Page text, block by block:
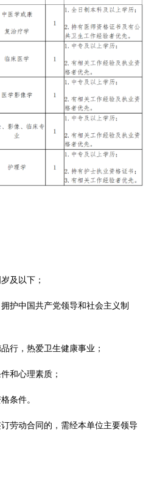
及以下；
护中国共产党领导和社会主义制
行，热爱卫生健康事业；
和心理素质；
条件。
劳动合同的，需经本单位主要领导